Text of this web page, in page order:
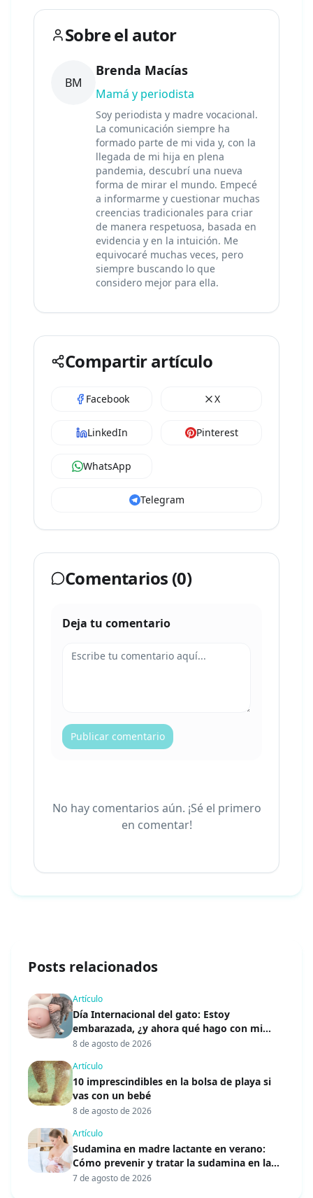
Sobre el autor
BM
Brenda Macías
Mamá y periodista
Soy periodista y madre vocacional.
La comunicación siempre ha
formado parte de mi vida y, con la
llegada de mi hija en plena
pandemia, descubrí una nueva
forma de mirar el mundo. Empecé
a informarme y cuestionar muchas
creencias tradicionales para criar
de manera respetuosa, basada en
evidencia y en la intuición. Me
equivocaré muchas veces, pero
siempre buscando lo que
considero mejor para ella.
Compartir artículo
Facebook X
LinkedIn Pinterest
WhatsApp
Telegram
Comentarios (0)
Deja tu comentario
Publicar comentario
No hay comentarios aún. ¡Sé el primero
en comentar!
Posts relacionados
Artículo
Día Internacional del gato: Estoy
embarazada, ¿y ahora qué hago con mi
gato?
8 de agosto de 2026
Artículo
10 imprescindibles en la bolsa de playa si
vas con un bebé
8 de agosto de 2026
Artículo
Sudamina en madre lactante en verano:
Cómo prevenir y tratar la sudamina en la
lactancia
7 de agosto de 2026